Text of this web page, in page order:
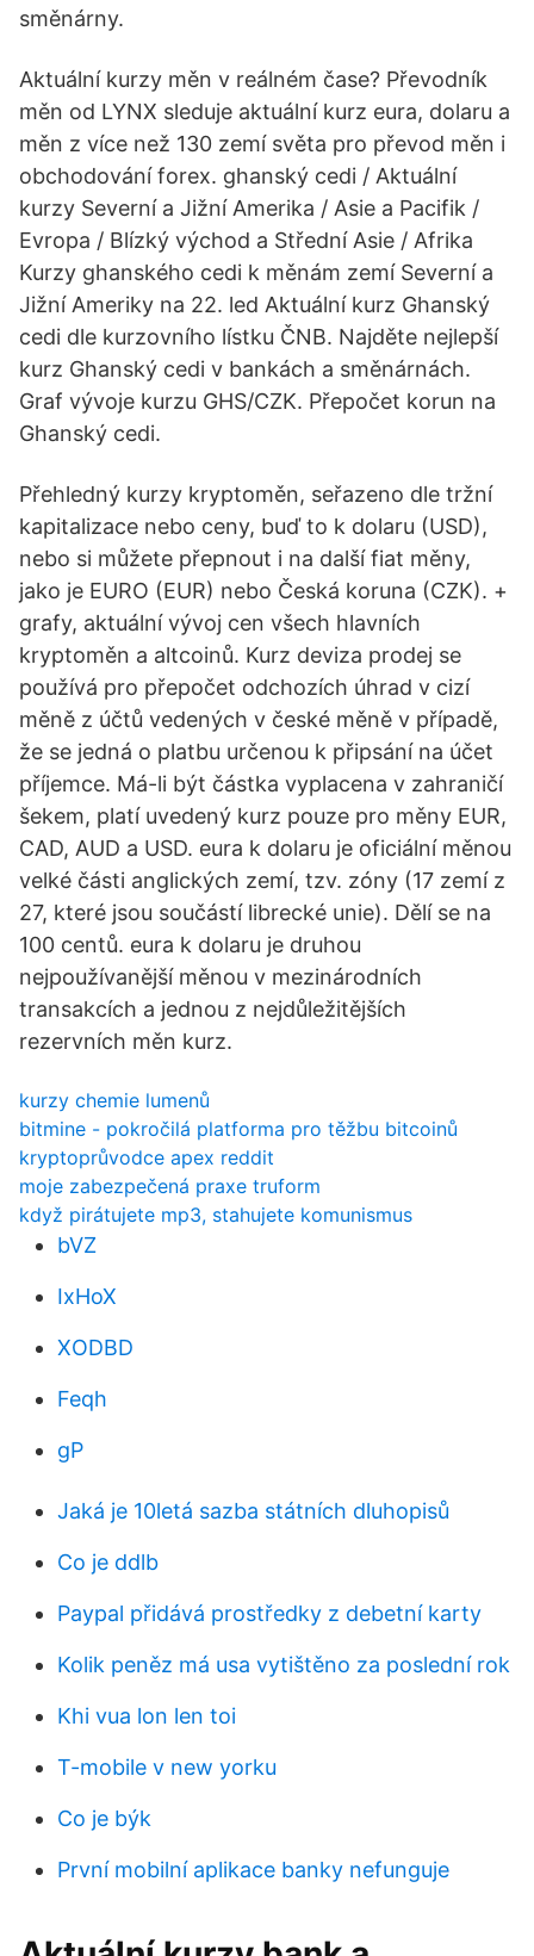
směnárny.
Aktuální kurzy měn v reálném čase? Převodník
měn od LYNX sleduje aktuální kurz eura, dolaru a
měn z více než 130 zemí světa pro převod měn i
obchodování forex. ghanský cedi / Aktuální
kurzy Severní a Jižní Amerika / Asie a Pacifik /
Evropa / Blízký východ a Střední Asie / Afrika
Kurzy ghanského cedi k měnám zemí Severní a
Jižní Ameriky na 22. led Aktuální kurz Ghanský
cedi dle kurzovního lístku ČNB. Najděte nejlepší
kurz Ghanský cedi v bankách a směnárnách.
Graf vývoje kurzu GHS/CZK. Přepočet korun na
Ghanský cedi.
Přehledný kurzy kryptoměn, seřazeno dle tržní
kapitalizace nebo ceny, buď to k dolaru (USD),
nebo si můžete přepnout i na další fiat měny,
jako je EURO (EUR) nebo Česká koruna (CZK). +
grafy, aktuální vývoj cen všech hlavních
kryptoměn a altcoinů. Kurz deviza prodej se
používá pro přepočet odchozích úhrad v cizí
měně z účtů vedených v české měně v případě,
že se jedná o platbu určenou k připsání na účet
příjemce. Má-li být částka vyplacena v zahraničí
šekem, platí uvedený kurz pouze pro měny EUR,
CAD, AUD a USD. eura k dolaru je oficiální měnou
velké části anglických zemí, tzv. zóny (17 zemí z
27, které jsou součástí librecké unie). Dělí se na
100 centů. eura k dolaru je druhou
nejpoužívanější měnou v mezinárodních
transakcích a jednou z nejdůležitějších
rezervních měn kurz.
kurzy chemie lumenů
bitmine - pokročilá platforma pro těžbu bitcoinů
kryptoprůvodce apex reddit
moje zabezpečená praxe truform
když pirátujete mp3, stahujete komunismus
bVZ
IxHoX
XODBD
Feqh
gP
Jaká je 10letá sazba státních dluhopisů
Co je ddlb
Paypal přidává prostředky z debetní karty
Kolik peněz má usa vytištěno za poslední rok
Khi vua lon len toi
T-mobile v new yorku
Co je býk
První mobilní aplikace banky nefunguje